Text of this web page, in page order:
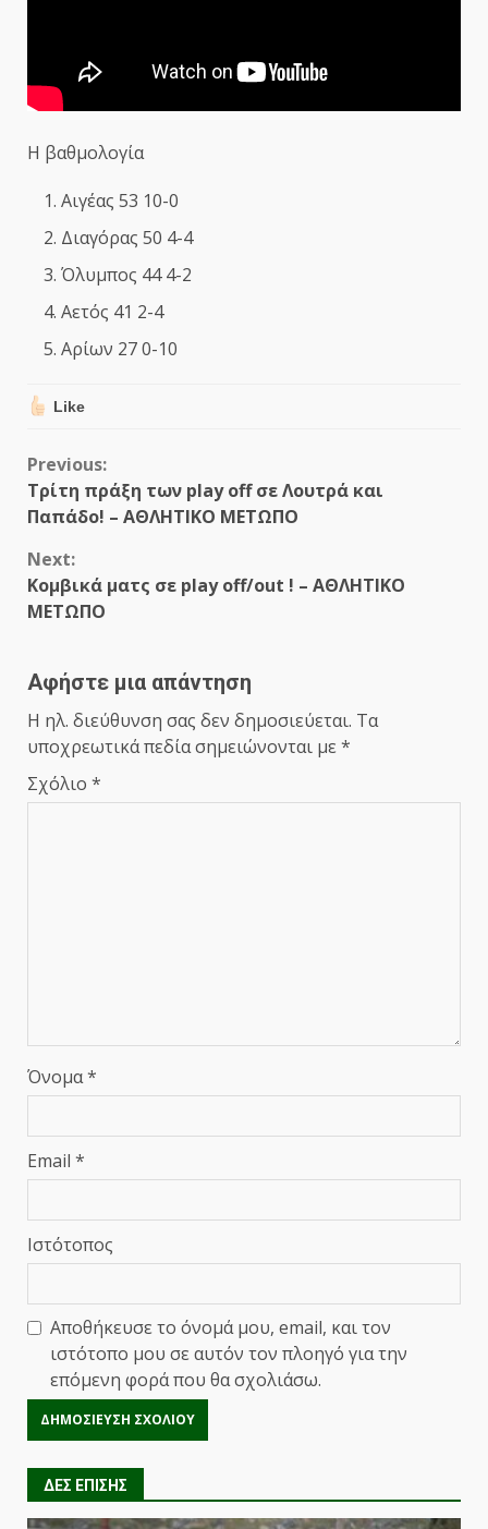
Η βαθμολογία
Αιγέας 53 10-0
Διαγόρας 50 4-4
Όλυμπος 44 4-2
Αετός 41 2-4
Αρίων 27 0-10
Like
Continue
Reading
Previous:
Τρίτη πράξη των play off σε Λουτρά και
Παπάδο! – ΑΘΛΗΤΙΚΟ ΜΕΤΩΠΟ
Next:
Κομβικά ματς σε play off/out ! – ΑΘΛΗΤΙΚΟ
ΜΕΤΩΠΟ
Αφήστε μια απάντηση
Η ηλ. διεύθυνση σας δεν δημοσιεύεται. Τα
υποχρεωτικά πεδία σημειώνονται με *
Σχόλιο *
Όνομα*
Email *
Ιστότοπος
Αποθήκευσε το όνομά μου, email, και τον
ιστότοπο μου σε αυτόν τον πλοηγό για την
επόμενη φορά που θα σχολιάσω.
ΔΕΣ ΕΠΙΣΗΣ